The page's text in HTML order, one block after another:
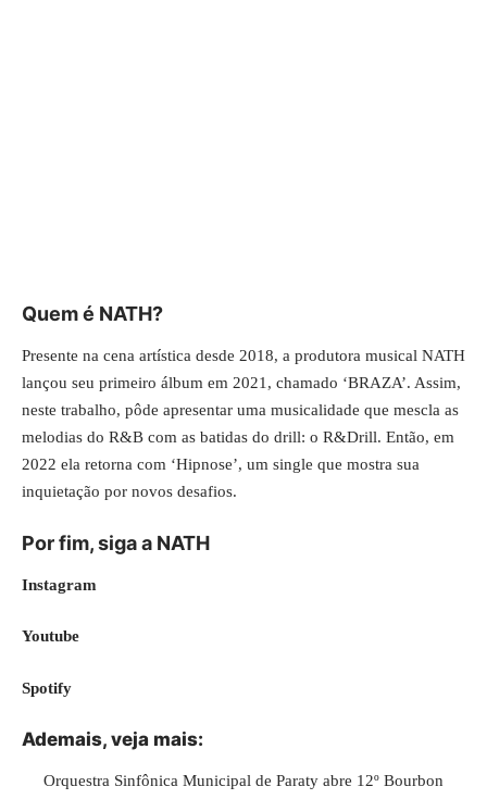
Quem é NATH?
Presente na cena artística desde 2018, a produtora musical NATH
lançou seu primeiro álbum em 2021, chamado ‘BRAZA’. Assim,
neste trabalho, pôde apresentar uma musicalidade que mescla as
melodias do R&B com as batidas do drill: o R&Drill. Então, em
2022 ela retorna com ‘Hipnose’, um single que mostra sua
inquietação por novos desafios.
Por fim, siga a NATH
Instagram
Youtube
Spotify
Ademais, veja mais:
Orquestra Sinfônica Municipal de Paraty abre 12º Bourbon